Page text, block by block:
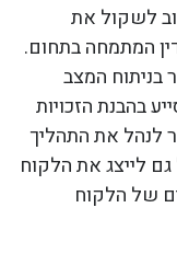
לשקול את
המתמחה בתחום.
בניתוח המצב
בהבנת הזכויות
לנהל את התהליך
גם לייצג את הלקוח
של הלקוח